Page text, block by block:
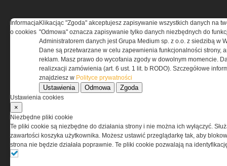
REGULAMIN
Regulamin określa zasady korzystania z portalu
www.special-ops.pl
Korzystanie z portalu jest równoznaczne
z zaakceptowaniem warunków ustanowionych
odpowiedzialnością Spółka komandytowa, nr KRS:
0000537655, NIP 1132860378, REGON 146393437
(zwana dalej Grupa MEDIUM) w postaci Regulaminu.
Informacja
o cookies
Klikacjąc "Zgoda" akceptujesz zapisywanie wszystkich danych na
"Odmowa" oznacza zapisywanie tylko danych niezbędnych do
Administratorem danych jest Grupa Medium sp. z o.o. z siedzibą w
Dane są przetwarzane w celu zapewnienia funkcjonalności strony,
reklam. Masz prawo do wycofania zgody w dowolnym momencie.
realizxacji zamówienia (art. 6 ust. 1 lit. b RODO). Szczegółowe
znajdziesz w Polityce prywatności
Ustawienia Odmowa Zgoda
Ustawienia cookies
×
Niezbędne pliki cookie
Te pliki cookie są niezbędne do działania strony i nie można ich wyłączyć.
zawartości koszyka użytkownika. Możesz ustawić przeglądarkę tak, aby
strona nie będzie działała poprawnie. Te pliki cookie pozwalają na